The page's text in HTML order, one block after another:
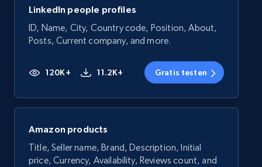
LinkedIn people profiles
ID, Name, City, Country code, Position, About,
Posts, Current company, and more.
120K+ 11.2K+ Gratis testen
Amazon products
Title, Seller name, Brand, Description, Initial
price, Currency, Availability, Reviews count, and